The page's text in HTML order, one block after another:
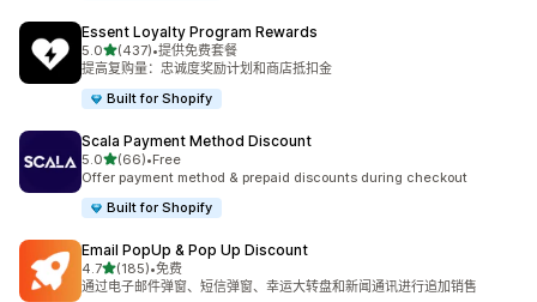
Essent Loyalty Program Rewards
5.0星（满分 5 星）
(437)
总共 437 条评论
•提供免费套餐
提高复购量：忠诚度奖励计划和商店抵扣金
Built for Shopify
Scala Payment Method Discount
5.0星（满分 5 星）
(66)
总共 66 条评论
•Free
Offer payment method & prepaid discounts during checkout
Built for Shopify
Email PopUp & Pop Up Discount
4.7星（满分 5 星）
(185)
总共 185 条评论
•免费
通过电子邮件弹窗、短信弹窗、幸运大转盘和新闻通讯进行追加销售